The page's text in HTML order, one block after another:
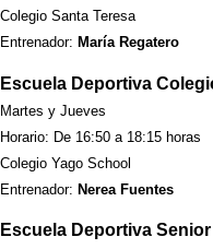
Colegio Santa Teresa
Entrenador: María Regatero
Escuela Deportiva
Martes y Jueves
Horario: De 16:50 a 18:15 horas
Colegio Yago School
Entrenador: Nerea Fuentes
Escuela Deportiva